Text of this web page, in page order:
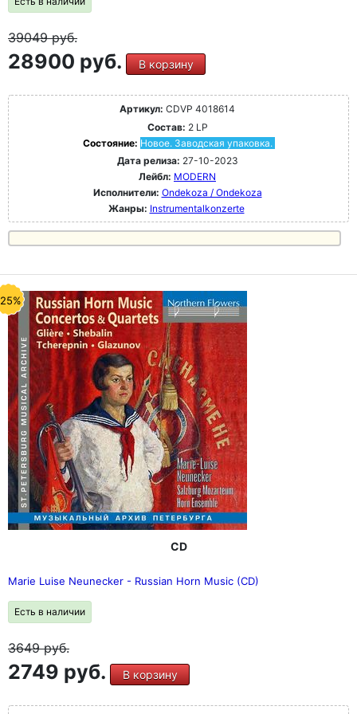
39049руб.
28900 руб. В корзину
Артикул: CDVP 4018614
Состав: 2 LP
Состояние: Новое. Заводская упаковка.
Дата релиза: 27-10-2023
Лейбл: MODERN
Исполнители: Ondekoza / Ondekoza
Жанры: Instrumentalkonzerte
CD
Marie Luise Neunecker - Russian Horn Music (CD)
Есть в наличии
3649руб.
2749 руб. В корзину